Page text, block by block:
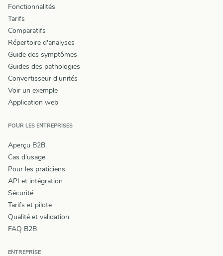
Fonctionnalités
Tarifs
Comparatifs
Répertoire d'analyses
Guide des symptômes
Guides des pathologies
Convertisseur d'unités
Voir un exemple
Application web
POUR LES ENTREPRISES
Aperçu B2B
Cas d'usage
Pour les praticiens
API et intégration
Sécurité
Tarifs et pilote
Qualité et validation
FAQ B2B
ENTREPRISE